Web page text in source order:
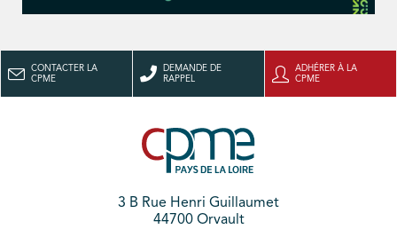
CONTACTER LA
CPME
DEMANDE DE
RAPPEL
ADHÉRER À LA
CPME
3 B Rue Henri Guillaumet
44700 Orvault